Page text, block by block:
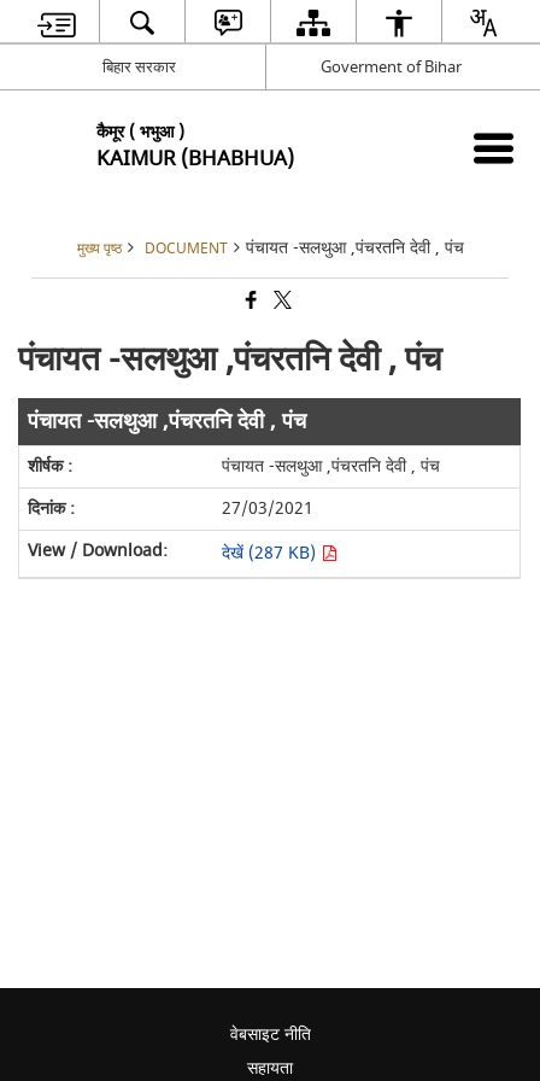
बिहार सरकार Goverment of Bihar
कैमूर ( भभुआ )
KAIMUR (BHABHUA)
मुख्य पृष्ठ DOCUMENT पंचायत -सलथुआ ,पंचरतनि देवी , पंच
पंचायत -सलथुआ ,पंचरतनि देवी , पंच
पंचायत -सलथुआ ,पंचरतनि देवी , पंच
पंचायत -सलथुआ ,पंचरतनि देवी , पंच
27/03/2021
देखें (287 KB)
वेबसाइट नीति
सहायता